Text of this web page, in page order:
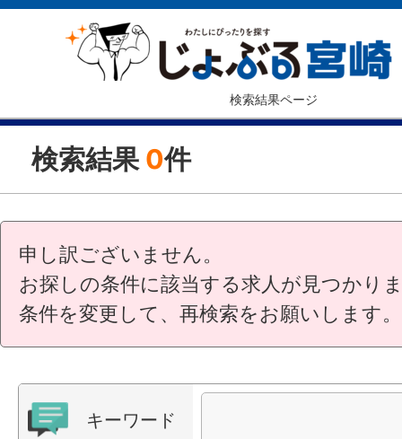
検索結果ページ
検索結果 0件
申し訳ございません。
お探しの条件に該当する求人が見つかり
条件を変更して、再検索をお願いします。
キーワード